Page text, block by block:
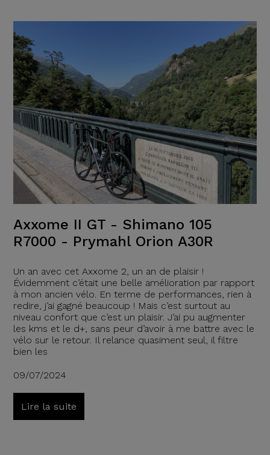
Axxome II GT - Shimano 105
R7000 - Prymahl Orion A30R
Un an avec cet Axxome 2, un an de plaisir !
Évidemment c’était une belle amélioration par rapport
à mon ancien vélo. En terme de performances, rien à
redire, j’ai gagné beaucoup ! Mais c’est surtout au
niveau confort que c’est un plaisir. J’ai pu augmenter
les kms et le d+, sans peur d’avoir à me battre avec le
vélo sur le retour. Il relance quasiment seul, il filtre
bien les
09/07/2024
Lire la suite